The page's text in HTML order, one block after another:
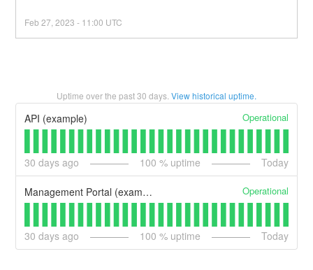
Feb27 ,2023 - 11:00 UTC
Uptime over the past30 days. View historical uptime.
API (example) Operational
30 days ago 100 % uptime Today
Management Portal (example) Operational
30 days ago 100 % uptime Today